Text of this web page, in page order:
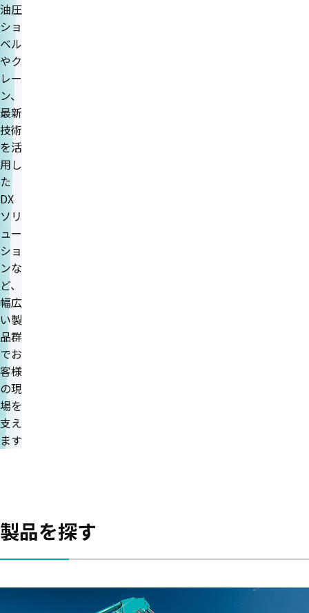
油圧
ショ
ベル
やク
レー
ン、
最新
技術
を活
用し
た
DX
ソリ
ュー
ショ
ンな
ど、
幅広
い製
品群
でお
客様
の現
場を
支え
ます
製品を探す